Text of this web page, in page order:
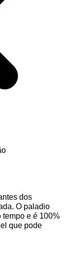
dos
O paladio
tempo e é 100%
que pode